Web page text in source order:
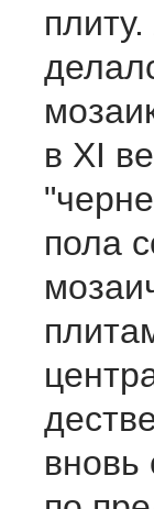
в XI
пола
вновь